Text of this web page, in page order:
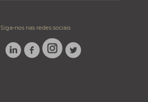
Siga-nos nas redes sociais
LINKEDINFACEBOOK
INSTAGRAM
TWITTER